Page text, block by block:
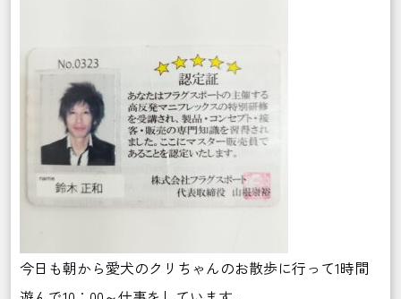
今日も朝から愛犬のクリちゃんのお散歩に行って1時間